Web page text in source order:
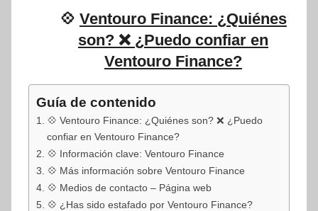
💠 Ventouro Finance: ¿Quiénes
son? ❌ ¿Puedo confiar en
Ventouro Finance?
Guía de contenido
💠 Ventouro Finance: ¿Quiénes son? ❌ ¿Puedo
confiar en Ventouro Finance?
💠 Información clave: Ventouro Finance
💠 Más información sobre Ventouro Finance
💠 Medios de contacto – Página web
💠 ¿Has sido estafado por Ventouro Finance?